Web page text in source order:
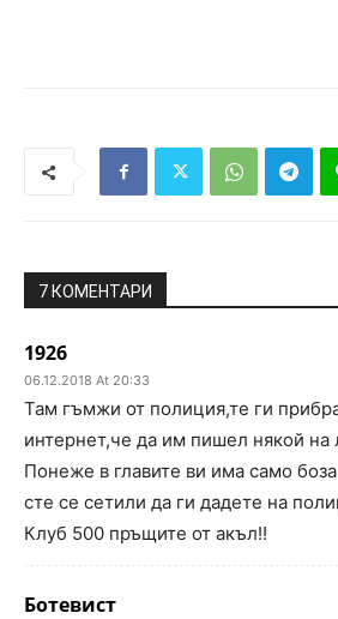
7 КОМЕНТАРИ
1926
06.12.2018 At 20:33
Там гъмжи от полиция,те ги
интернет,че да им пишел някой на
Понеже в главите ви има само
сте се сетили да ги дадете на
Клуб 500 пръщите от акъл!!
Ботевист